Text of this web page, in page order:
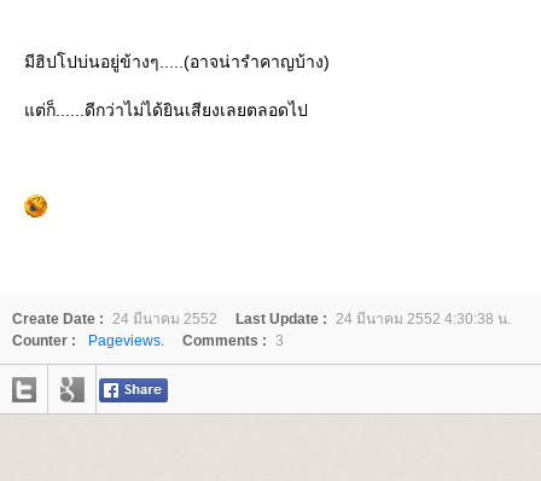
มีฮิปโปบ่นอยู่ข้างๆ.....(อาจน่ารำคาญบ้าง)
ต่ก็......ดีกว่าไม่ได้ยินเสียงเลยตลอดไป
Create Date : 24 มีนาคม 2552 Last Update : 24 มีนาคม 2552 4:30:38 น.
Counter :
Pageviews. Comments : 3